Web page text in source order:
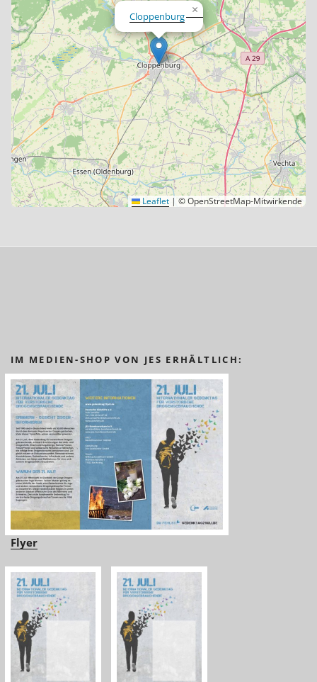
Cloppenburg ×
Leaflet | © OpenStreetMap-Mitwirkende
IM MEDIEN-SHOP VON JES ERHÄLTLICH:
Flyer